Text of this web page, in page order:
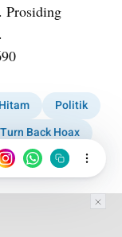
Prosiding
Politik
Turn Back Hoax